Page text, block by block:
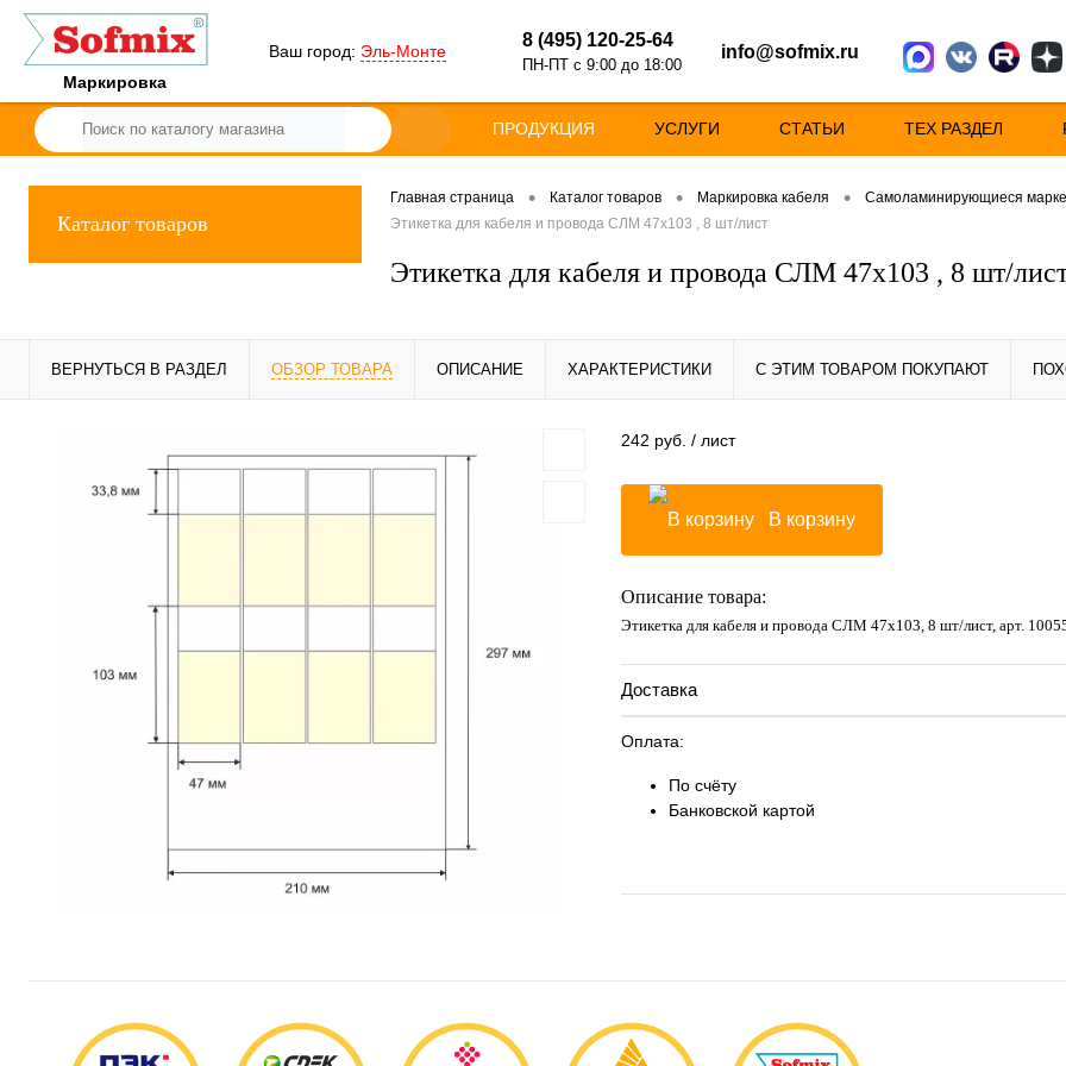
Маркировка
Ваш город: Эль-Монте
8 (495) 120-25-64
ПН-ПТ с 9:00 до 18:00
info@sofmix.ru
ПРОДУКЦИЯ УСЛУГИ СТАТЬИ ТЕХ РАЗДЕЛ
Каталог товаров
Главная страница • Каталог товаров • Маркировка кабеля •
Самоламинирующиеся
Этикетка для кабеля и провода СЛМ 47х103 , 8 шт/лист
Этикетка для кабеля и провода СЛМ 47х103 , 8 шт/
ВЕРНУТЬСЯ В РАЗДЕЛ ОБЗОР ТОВАРА ОПИСАНИЕ ХАРАКТЕРИСТИКИ С ЭТИМ ТОВАРОМ ПОКУПАЮТ
242 руб. / лист
В корзину
Описание товара:
Этикетка для кабеля и провода СЛМ 47х103, 8 шт/лист, арт.
Доставка
Оплата:
По счёту
Банковской картой